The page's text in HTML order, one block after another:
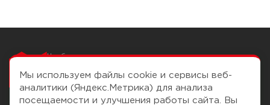
Чтобы вам легко
Мы используем файлы cookie и сервисы веб-
аналитики (Яндекс.Метрика) для анализа
посещаемости и улучшения работы сайта. Вы